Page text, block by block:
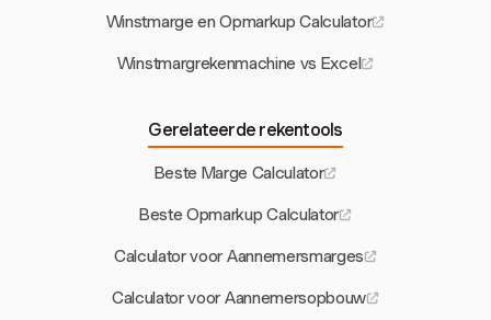
Winstmarge en Opmarkup Calculator
Winstmargrekenmachine vs Excel
Gerelateerde rekentools
Beste Marge Calculator
Beste Opmarkup Calculator
Calculator voor Aannemersmarges
Calculator voor Aannemersopbouw